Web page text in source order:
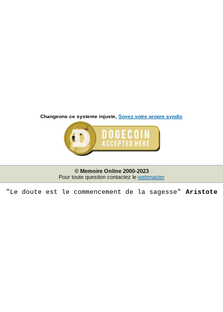
Changeons ce systeme injuste, Soyez votre propre syndic
© Memoire Online 2000-2023
Pour toute question contactez le webmaster
"Le doute est le commencement de la sagesse" Aristote